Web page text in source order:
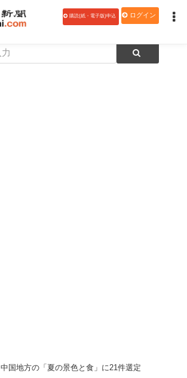
購読(紙・電子版)申込 ログイン
中国地方の「夏の景色と食」に21件選定